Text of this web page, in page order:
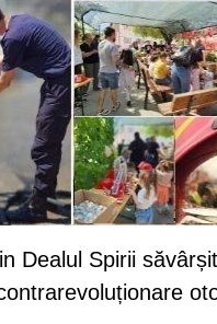
Dealul Spirii